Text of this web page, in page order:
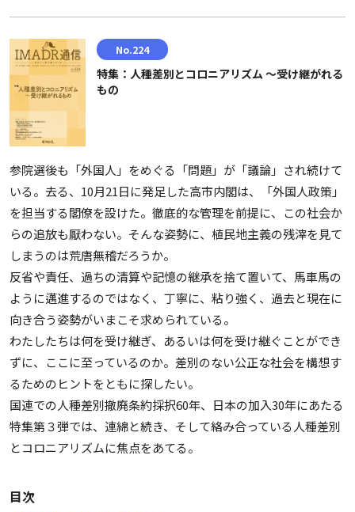
No.224
特集：人種差別とコロニアリズム ～受け継がれる
もの
参院選後も「外国人」をめぐる「問題」が「議論」され続けて
いる。去る、10月21日に発足した高市内閣は、「外国人政策」
を担当する閣僚を設けた。徹底的な管理を前提に、この社会か
らの追放も厭わない。そんな姿勢に、植民地主義の残滓を見て
しまうのは荒唐無稽だろうか。
反省や責任、過ちの清算や記憶の継承を捨て置いて、馬車馬の
ように邁進するのではなく、丁寧に、粘り強く、過去と現在に
向き合う姿勢がいまこそ求められている。
わたしたちは何を受け継ぎ、あるいは何を受け継ぐことができ
ずに、ここに至っているのか。差別のない公正な社会を構想す
るためのヒントをともに探したい。
国連での人種差別撤廃条約採択60年、日本の加入30年にあたる
特集第３弾では、連綿と続き、そして絡み合っている人種差別
とコロニアリズムに焦点をあてる。
目次